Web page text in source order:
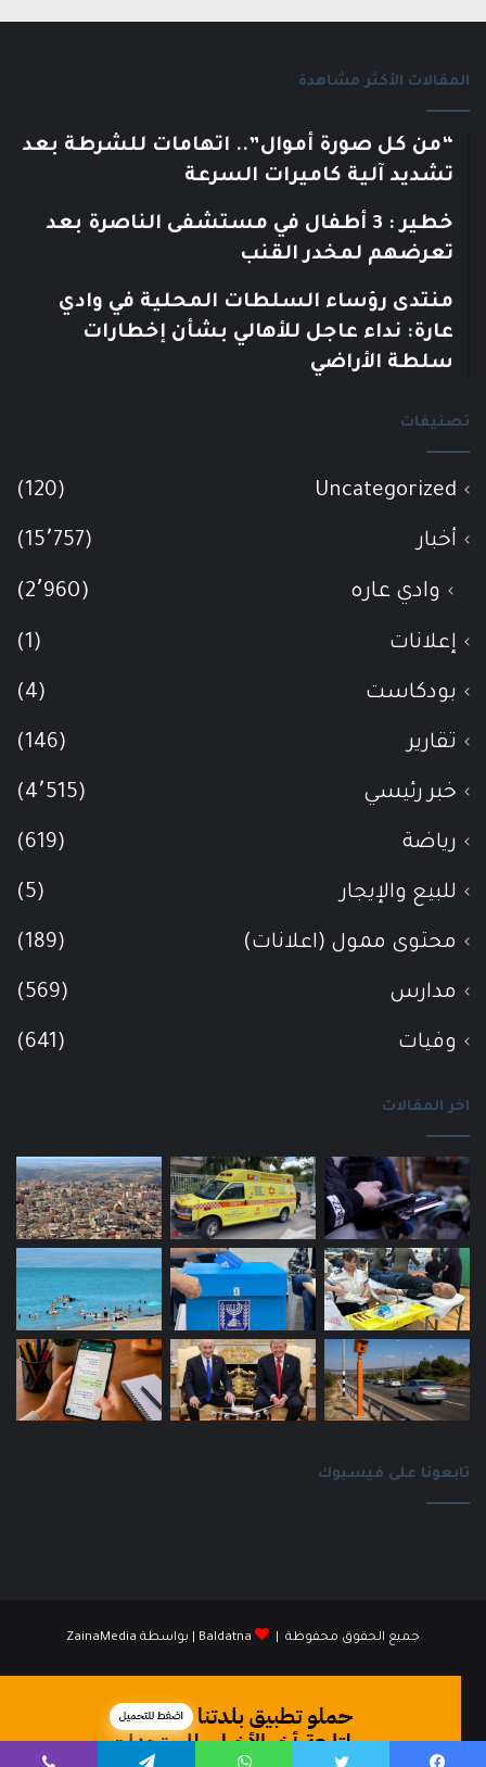
المقالات الأكثر مشاهدة
“من كل صورة أموال”.. اتهامات للشرطة بعد
تشديد آلية كاميرات السرعة
خطير : 3 أطفال في مستشفى الناصرة بعد
تعرضهم لمخدر القنب
منتدى رؤساء السلطات المحلية في وادي
عارة: نداء عاجل للأهالي بشأن إخطارات
سلطة الأراضي
تصنيفات
Uncategorized
(120)
أخبار (15٬757)
وادي عاره (2٬960)
إعلانات (1)
بودكاست (4)
تقارير (146)
خبر رئيسي (4٬515)
رياضة (619)
للبيع والإيجار (5)
محتوى ممول (اعلانات) (189)
مدارس (569)
وفيات (641)
اخر المقالات
تابعونا على فيسبوك
جميع الحقوق محفوظة | Baldatna | بواسطة ZainaMedia